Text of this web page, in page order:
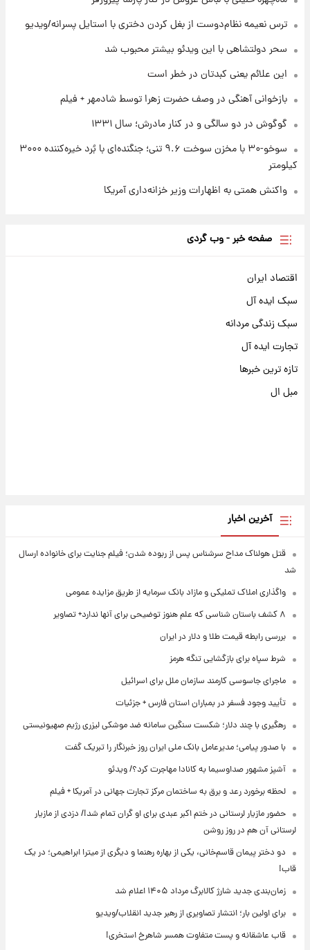
تصاویر کمتر دیده‌شده از شهیدان حاجی‌زاده و
ترس نعیمه نظام‌دوست از بغل کردن دختری با استایل پسرانه/ویدیو
سحر دولتشاهی با این ویدئو بیشتر محبوب شد
این علائم یعنی کبدتان در خطر است
بازخوانی آهنگی در وصف حضرت زهرا توسط شادمهر + فیلم
گوگوش در دو سالگی و در کنار مادرش؛ سال ۱۳۳۱
سوخو-۳۰ با مخزن سوخت ۹.۶ تنی؛ جنگنده‌ای با بُرد خیره‌کننده ۳۰۰۰
کیلومتر
واکنش همتی به اظهارات وزیر خزانه‌داری آمریکا
صفحه خبر - وب گردی
اقتصاد ایران
سبک ایده آل
سبک زندگی مردانه
تجارت ایده آل
تازه ترین خبرها
مبل ال
آخرین اخبار
قتل هولناک مداح سرشناس پس از ربوده شدن؛ فیلم جنایت برای خانواده ارسال
شد
واگذاری املاک تملیکی و مازاد بانک سرمایه از طریق مزایده عمومی
۸ کشف باستان شناسی که علم هنوز توضیحی برای آنها ندارد+ تصاویر
بررسی رابطه قیمت طلا و دلار در ایران
شرط سپاه برای بازگشایی تنگه هرمز
ماجرای جاسوسی کارمند سازمان ملل برای اسرائیل
تأیید وجود فسفر در بمباران استان فارس + جزئیات
رهگیری با چند دلار؛ شکست سنگین سامانه ضد موشکی لیزری رژیم صهیونیستی
با صدور پیامی؛ مدیرعامل بانک ملی ایران روز خبرنگار را تبریک گفت
آشپز مشهور صداوسیما به کانادا مهاجرت کرد؟/ ویدئو
لحظه برخورد رعد و برق به ساختمان مرکز تجارت جهانی در آمریکا + فیلم
حضور مازیار لرستانی در ختم اکبر عبدی برای او گران تمام شد!/ دزدی از مازیار
لرستانی آن هم در روز روشن
دو دختر پیمان قاسم‌خانی، یکی از بهاره رهنما و دیگری از میترا ابراهیمی؛ در یک
قاب!
زمان‌بندی جدید شارژ کالابرگ مرداد ۱۴۰۵ اعلام شد
برای اولین بار؛ انتشار تصاویری از رهبر جدید انقلاب/ویدیو
قاب عاشقانه و پست متفاوت همسر شاهرخ استخری!